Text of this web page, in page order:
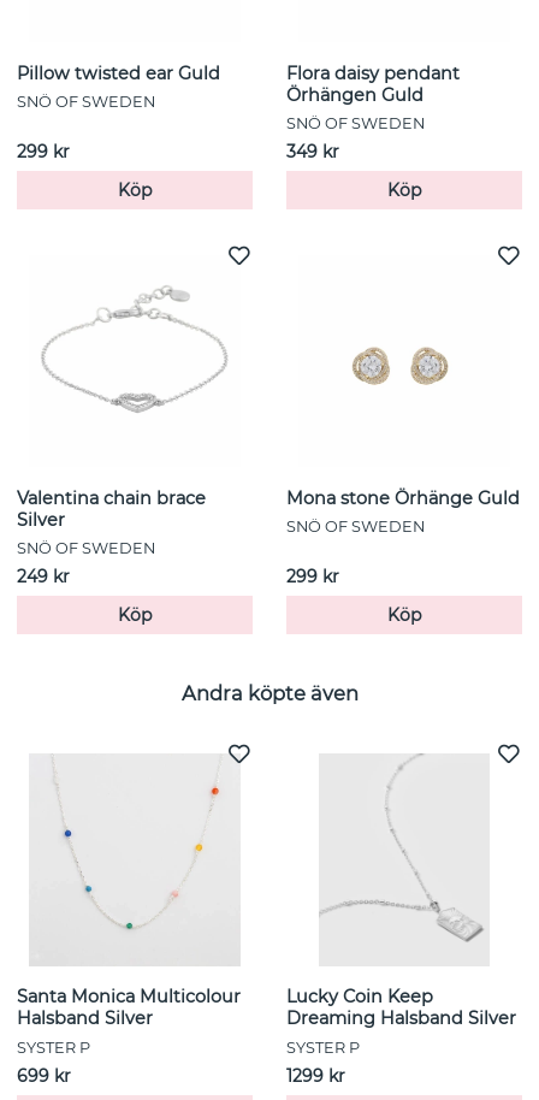
Pillow twisted ear Guld
SNÖ OF SWEDEN
299 kr
Köp
Flora daisy pendant
Örhängen Guld
SNÖ OF SWEDEN
349 kr
Köp
Valentina chain brace
Silver
SNÖ OF SWEDEN
249 kr
Köp
Mona stone Örhänge Guld
SNÖ OF SWEDEN
299 kr
Köp
Andra köpte även
Santa Monica Multicolour
Halsband Silver
SYSTER P
699 kr
Lucky Coin Keep
Dreaming Halsband Silver
SYSTER P
1299 kr